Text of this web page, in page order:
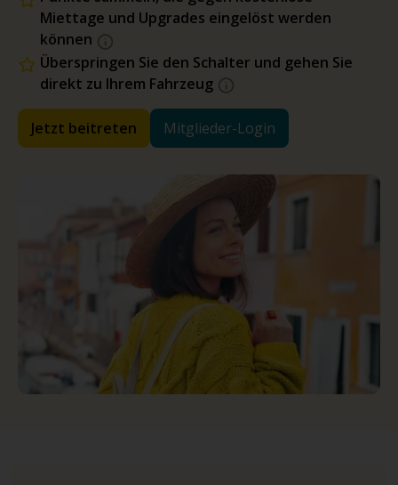
Miettage und Upgrades eingelöst werden
können
Überspringen Sie den Schalter und gehen Sie
direkt zu Ihrem Fahrzeug
Jetzt beitreten Mitglieder-Login